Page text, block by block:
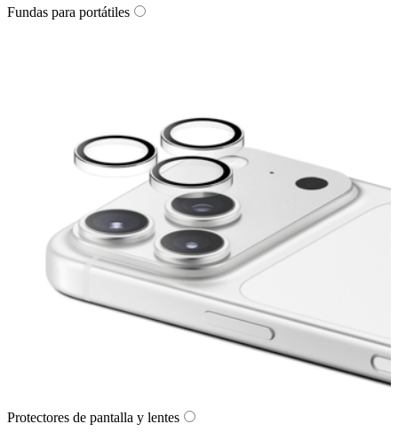
Fundas para portátiles
Protectores de pantalla y lentes